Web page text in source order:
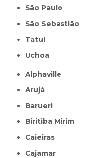
São Paulo
São Sebastião
Tatuí
Uchoa
Alphaville
Arujá
Barueri
Biritiba Mirim
Caieiras
Cajamar